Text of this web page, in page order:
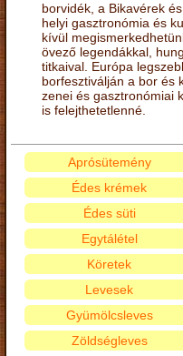
borvidék, a Bikavérek
helyi gasztronómia és
kívül
övező legendákkal,
titkaival. Európa
borfesztiválján a bor és
zenei és gasztronómiai
is felejthetetlenné.
Aprósütemény
Édes krémek
Édes süti
Egytálétel
Köretek
Levesek
Gyümölcsleves
Zöldségleves